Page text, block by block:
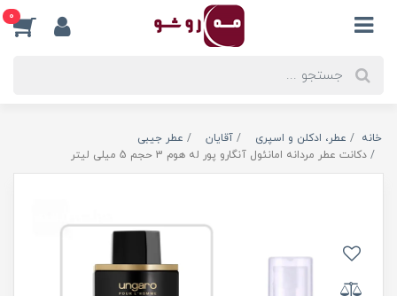
0
خانه عطر، ادکلن و اسپری آقایان
عطر جیبی
دکانت عطر مردانه امانئول آنگارو پور له هوم 3 حجم 5 میلی لیتر